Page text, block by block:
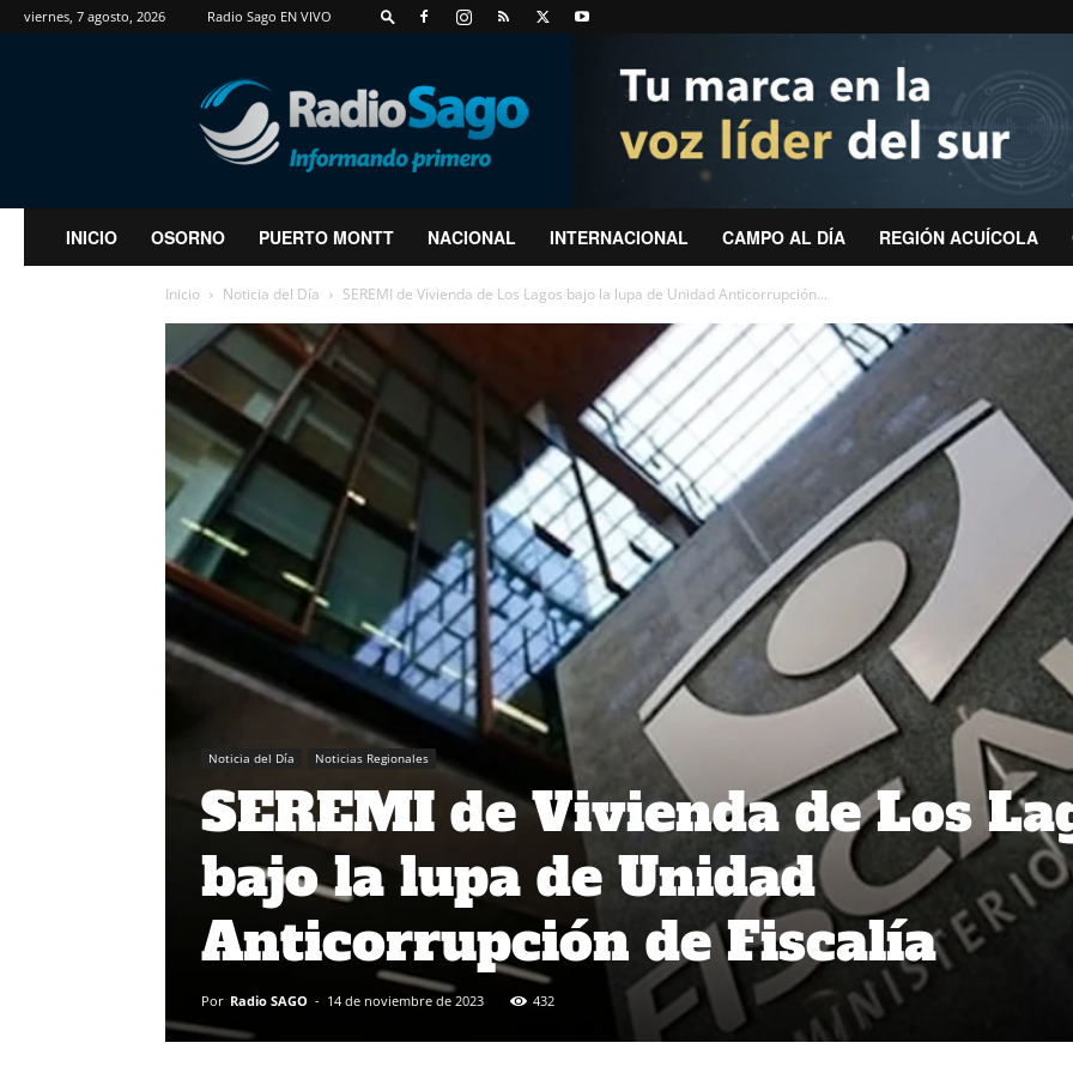
viernes, 7 agosto, 2026 Radio Sago EN VIVO
RadioSago
INICIO OSORNO PUERTO MONTT NACIONAL INTERNACIONAL CAMPO AL DÍA REGIÓN ACUÍCOLA
Inicio Noticia del Día SEREMI de Vivienda de Los Lagos bajo la lupa de Unidad Anticorrupción...
Noticia del Día Noticias Regionales
SEREMI de Vivienda de Los
bajo la lupa de Unidad
Anticorrupción de Fiscalía
Por Radio SAGO - 14 de noviembre de 2023 432